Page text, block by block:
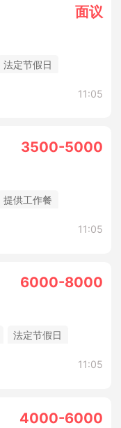
面议
法定节假日
11:05
3500-5000
提供工作餐
11:05
6000-8000
法定节假日
11:05
4000-6000